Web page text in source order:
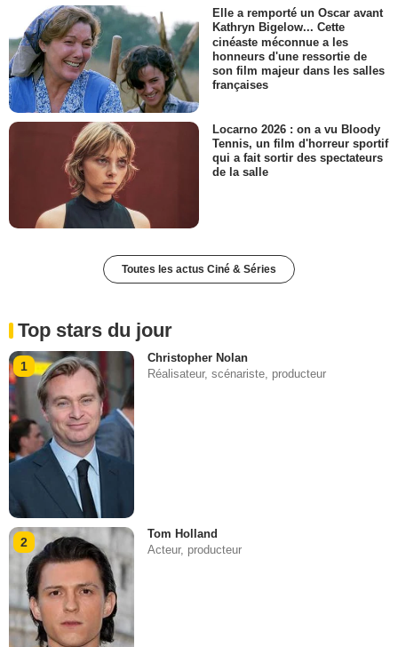
Elle a remporté un Oscar avant
Kathryn Bigelow... Cette
cinéaste méconnue a les
honneurs d'une ressortie de
son film majeur dans les salles
françaises
Locarno 2026 : on a vu Bloody
Tennis, un film d'horreur sportif
qui a fait sortir des spectateurs
de la salle
Toutes les actus Ciné & Séries
Top stars du jour
1
Christopher Nolan
Réalisateur, scénariste, producteur
2
Tom Holland
Acteur, producteur